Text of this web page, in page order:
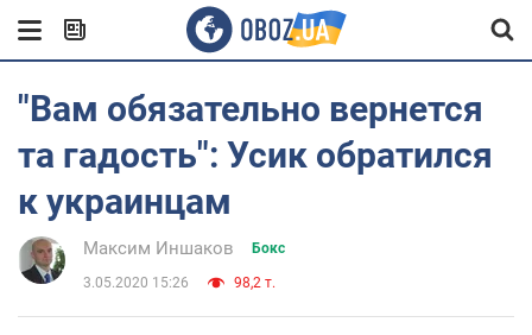
"Вам обязательно вернется
та гадость": Усик обратился
к украинцам
Максим Иншаков Бокс
3.05.2020 15:26 98,2 т.